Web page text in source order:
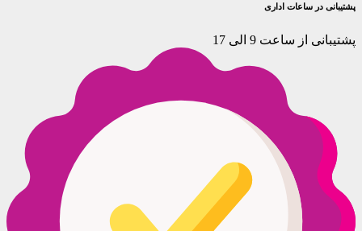
پشتیبانی در ساعات اداری
پشتیبانی از ساعت 9 الی 17